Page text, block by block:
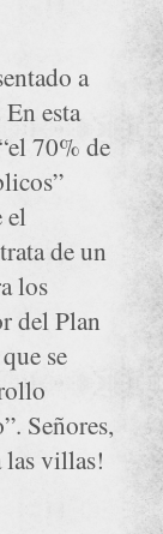
a
esta
70% de
el
de un
los
del Plan
se
Señores,
las villas!